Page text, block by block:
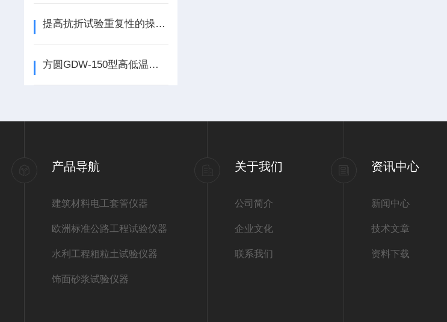
提高抗折试验重复性的操作要点与设备维护策略
方圆GDW-150型高低温交变湿热试验箱
产品导航
建筑材料电工套管仪器
欧洲标准公路工程试验仪器
水利工程粗粒土试验仪器
饰面砂浆试验仪器
关于我们
公司简介
企业文化
联系我们
资讯中心
新闻中心
技术文章
资料下载